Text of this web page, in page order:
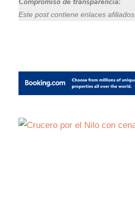
Este post contiene enlaces afiliados.